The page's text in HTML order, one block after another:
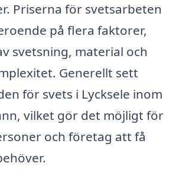
Priserna för svetsarbeten
på flera faktorer,
svetsning, material och
Generellt sett
för svets i Lycksele inom
vilket gör det möjligt för
och företag att få